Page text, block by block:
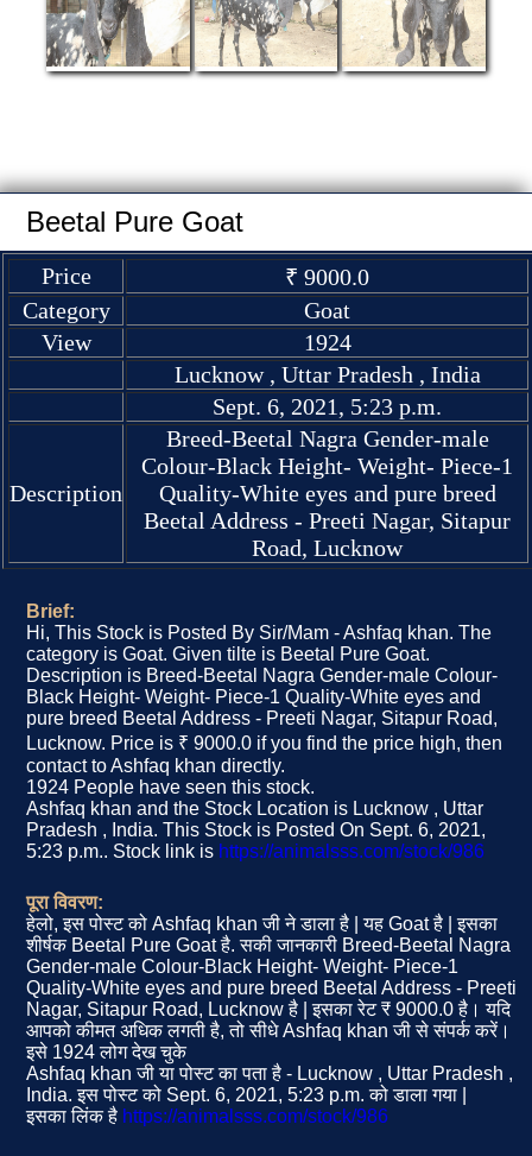
Beetal Pure Goat
Price
₹ 9000.0
Category
Goat
View
1924
Lucknow , Uttar Pradesh , India
Sept. 6, 2021, 5:23 p.m.
Description
Breed-Beetal Nagra Gender-male
Colour-Black Height- Weight- Piece-1
Quality-White eyes and pure breed
Beetal Address - Preeti Nagar, Sitapur
Road, Lucknow
Brief:
Hi, This Stock is Posted By Sir/Mam - Ashfaq khan. The
category is Goat. Given tilte is Beetal Pure Goat.
Description is Breed-Beetal Nagra Gender-male Colour-
Black Height- Weight- Piece-1 Quality-White eyes and
pure breed Beetal Address - Preeti Nagar, Sitapur Road,
Lucknow. Price is ₹ 9000.0 if you find the price high, then
contact to Ashfaq khan directly.
1924 People have seen this stock.
Ashfaq khan and the Stock Location is Lucknow , Uttar
Pradesh , India. This Stock is Posted On Sept. 6, 2021,
5:23 p.m.. Stock link is https://animalsss.com/stock/986
पूरा विवरण:
हेलो, इस पोस्ट को Ashfaq khan जी ने डाला है | यह Goat है | इसका
शीर्षक Beetal Pure Goat है. सकी जानकारी Breed-Beetal Nagra
Gender-male Colour-Black Height- Weight- Piece-1
Quality-White eyes and pure breed Beetal Address - Preeti
Nagar, Sitapur Road, Lucknow है | इसका रेट ₹ 9000.0 है। यदि
आपको कीमत अधिक लगती है, तो सीधे Ashfaq khan जी से संपर्क करें।
इसे 1924 लोग देख चुके
Ashfaq khan जी या पोस्ट का पता है - Lucknow , Uttar Pradesh ,
India. इस पोस्ट को Sept. 6, 2021, 5:23 p.m. को डाला गया |
इसका लिंक है https://animalsss.com/stock/986